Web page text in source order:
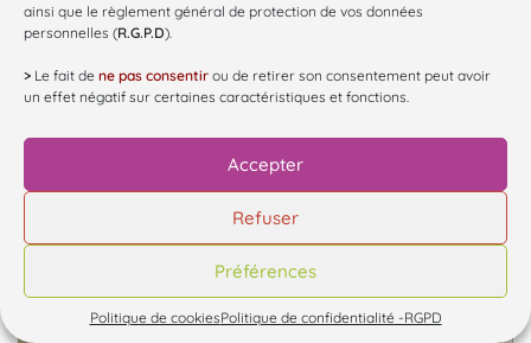
ainsi que le règlement général de protection de vos données
personnelles (R.G.P.D).
> Le fait de ne pas consentir ou de retirer son consentement peut avoir
un effet négatif sur certaines caractéristiques et fonctions.
Accepter
Refuser
Préférences
Politique de cookiesPolitique de confidentialité -RGPD